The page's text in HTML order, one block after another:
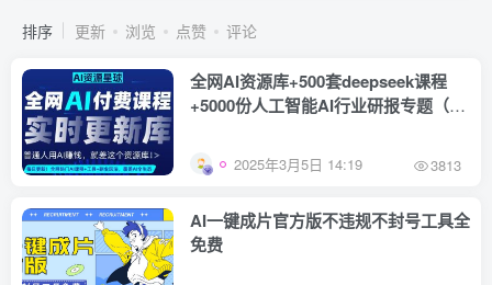
排序 更新 浏览 点赞 评论
全网AI资源库+500套deepseek课程
+5000份人工智能AI行业研报专题（单
2025年3月5日 14:19 3813
AI一键成片官方版不违规不封号工具全
免费